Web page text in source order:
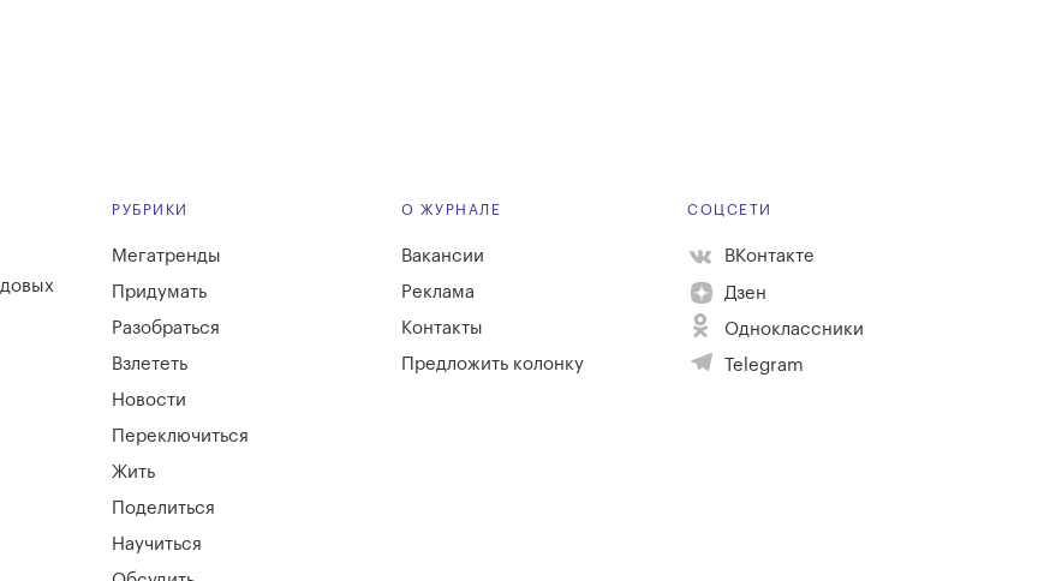
РУБРИКИ
Мегатренды
Придумать
Разобраться
Взлететь
Новости
Переключиться
Жить
Поделиться
Научиться
О ЖУРНАЛЕ
Вакансии
Реклама
Контакты
Предложить колонку
СОЦСЕТИ
ВКонтакте
Дзен
Одноклассники
Telegram